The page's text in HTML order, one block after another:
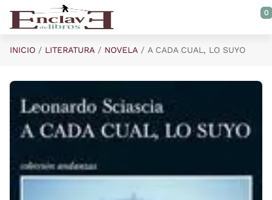
Saltar al contenido principal
0
INICIO LITERATURA NOVELA A CADA CUAL, LO SUYO